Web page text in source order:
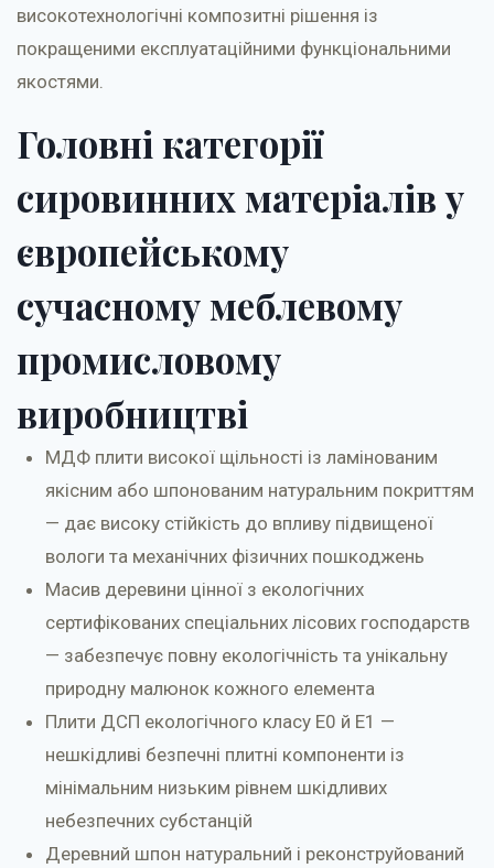
високотехнологічні композитні рішення із
покращеними експлуатаційними функціональними
якостями.
Головні категорії
сировинних матеріалів у
європейському
сучасному меблевому
промисловому
виробництві
МДФ плити високої щільності із ламінованим
якісним або шпонованим натуральним покриттям
— дає високу стійкість до впливу підвищеної
вологи та механічних фізичних пошкоджень
Масив деревини цінної з екологічних
сертифікованих спеціальних лісових господарств
— забезпечує повну екологічність та унікальну
природну малюнок кожного елемента
Плити ДСП екологічного класу E0 й E1 —
нешкідливі безпечні плитні компоненти із
мінімальним низьким рівнем шкідливих
небезпечних субстанцій
Деревний шпон натуральний і реконструйований